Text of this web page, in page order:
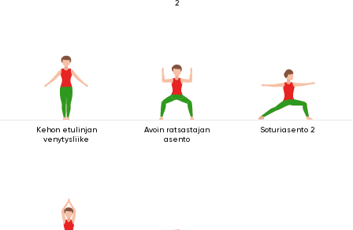
2
Kehon etulinjan
venytysliike
Avoin ratsastajan
asento
Soturiasento 2